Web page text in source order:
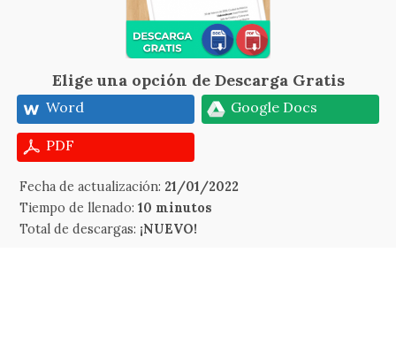
Elige una opción de Descarga Gratis
Word Google Docs
PDF
Fecha de actualización: 21/01/2022
Tiempo de llenado:10 minutos
Total de descargas: ¡NUEVO!